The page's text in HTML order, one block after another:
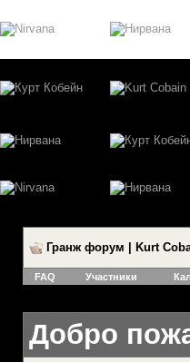
Гранж форум | Kurt
FAQ Участники
Добро